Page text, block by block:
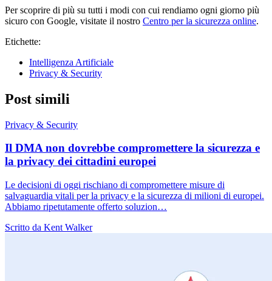
Per scoprire di più su tutti i modi con cui rendiamo ogni giorno più
sicuro con Google, visitate il nostro Centro per la sicurezza online.
Etichette:
Intelligenza Artificiale
Privacy & Security
Post simili
Privacy & Security
Il DMA non dovrebbe compromettere la sicurezza e
la privacy dei cittadini europei
Le decisioni di oggi rischiano di compromettere misure di
salvaguardia vitali per la privacy e la sicurezza di milioni di europei.
Abbiamo ripetutamente offerto soluzion…
Scritto da Kent Walker